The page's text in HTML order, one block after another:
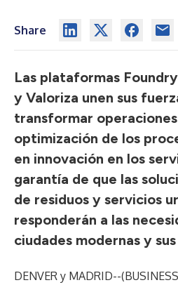
Share
Las plataformas
y Valoriza unen sus
transformar
optimización de los
en innovación en los
garantía de que las
de residuos y servicios
responderán a las
ciudades modernas y
DENVER y MADRID--(